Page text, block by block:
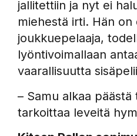
jallitettiin ja nyt ei
miehestä irti. Hän on
joukkuepelaaja,
lyöntivoimallaan
vaarallisuutta
– Samu alkaa
tarkoittaa leveitä